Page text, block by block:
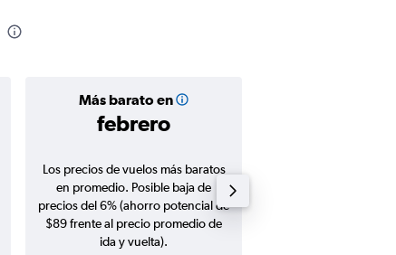
Más barato en
febrero
Los precios de vuelos más baratos
en promedio. Posible baja de
precios del 6% (ahorro potencial de
$89 frente al precio promedio de
ida y vuelta).